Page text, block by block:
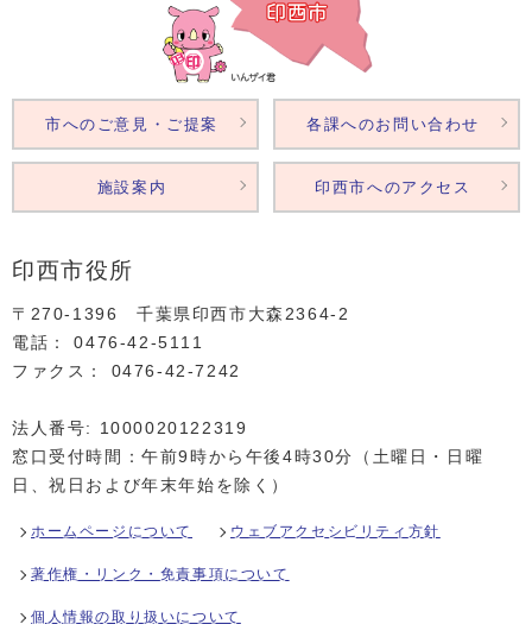
印西市役所
〒270-1396 千葉県印西市大森2364‐2
電話： 0476‐42‐5111
ファクス： 0476‐42‐7242
法人番号: 1000020122319
窓口受付時間：午前9時から午後4時30分（土曜日・日曜
日、祝日および年末年始を除く）
ホームページについて ウェブアクセシビリティ方針
著作権・リンク・免責事項について
個人情報の取り扱いについて
市へのご意見・ご提案 各課へのお問い合わせ
施設案内 印西市へのアクセス